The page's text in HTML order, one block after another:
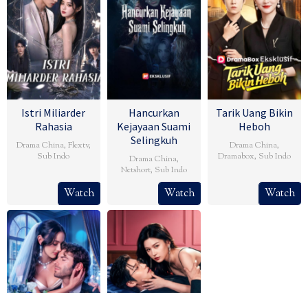
Istri Miliarder
Rahasia
Drama China, Flextv,
Sub Indo
Watch
Hancurkan
Kejayaan Suami
Selingkuh
Drama China,
Netshort, Sub Indo
Watch
Tarik Uang Bikin
Heboh
Drama China,
Dramabox, Sub Indo
Watch